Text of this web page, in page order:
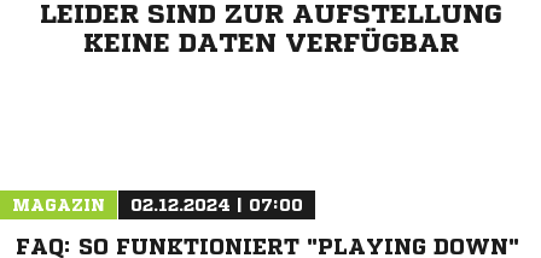
LEIDER SIND ZUR AUFSTELLUNG
KEINE DATEN VERFÜGBAR
MAGAZIN 02.12.2024 | 07:00
FAQ: SO FUNKTIONIERT "PLAYING DOWN"